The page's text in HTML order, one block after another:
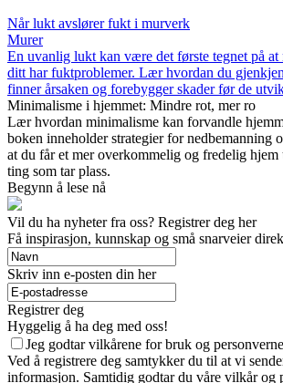
Når lukt avslører fukt i murverk
Murer
En uvanlig lukt kan være det første tegnet på at
ditt har fuktproblemer. Lær hvordan du
finner årsaken og forebygger skader før de
Minimalisme i hjemmet: Mindre rot, mer ro
Lær hvordan minimalisme kan forvandle
boken inneholder strategier for nedbemanning
at du får et mer overkommelig og fredelig hjem
ting som tar plass.
Begynn å lese nå
Vil du ha nyheter fra oss? Registrer deg her
Få inspirasjon, kunnskap og små snarveier
Skriv inn e-posten din her
Registrer deg
Hyggelig å ha deg med oss!
Jeg godtar vilkårene for bruk og
Ved å registrere deg samtykker du til at vi
informasjon. Samtidig godtar du våre vilkår og